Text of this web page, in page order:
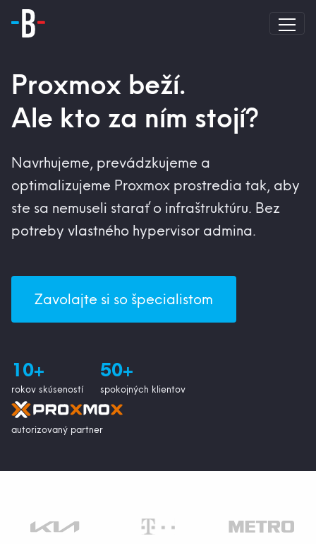
Proxmox beží.
Ale kto za ním stojí?
Navrhujeme, prevádzkujeme a
optimalizujeme Proxmox prostredia tak, aby
ste sa nemuseli starať o infraštruktúru. Bez
potreby vlastného hypervisor admina.
Zavolajte si so špecialistom
10+
rokov skúseností
50+
spokojných klientov
autorizovaný partner